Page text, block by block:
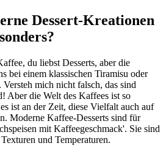
Dessert-Kreationen
du liebst Desserts, aber die
bei einem klassischen Tiramisu oder
mich nicht falsch, das sind
Aber die Welt des Kaffees ist so
ist an der Zeit, diese Vielfalt auch auf
Moderne Kaffee-Desserts sind für
mit Kaffeegeschmack'. Sie sind
und Temperaturen.